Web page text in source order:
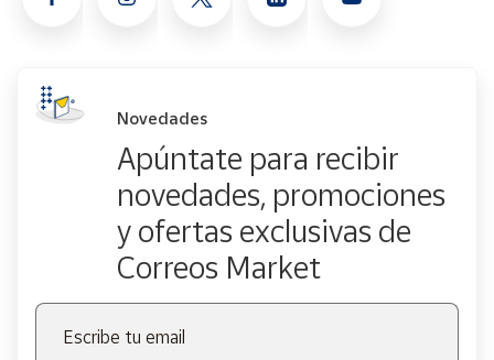
Novedades
Apúntate para recibir
novedades, promociones
y ofertas exclusivas de
Correos Market
Escribe tu email